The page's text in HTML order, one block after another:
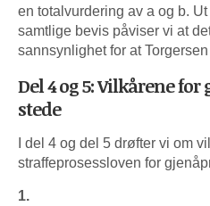
en totalvurdering av a og b.
samtlige bevis påviser vi at
sannsynlighet for at
Del 4 og 5: Vilkårene
stede
I del 4 og del 5 drøfter vi om
straffeprosessloven for
1.